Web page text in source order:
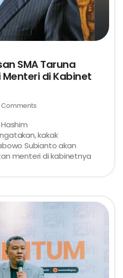
SMA Taruna
di Kabinet
Comments
kakak
Subianto akan
menteri di kabinetnya